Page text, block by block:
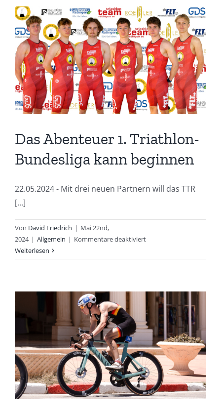
Das Abenteuer 1. Triathlon-
Bundesliga kann beginnen
22.05.2024 - Mit drei neuen Partnern will das TTR
[...]
Von David Friedrich | Mai 22nd,
2024 | Allgemein | Kommentare deaktiviertfür
Abenteuer
Bundesliga
kann
beginnen
Weiterlesen